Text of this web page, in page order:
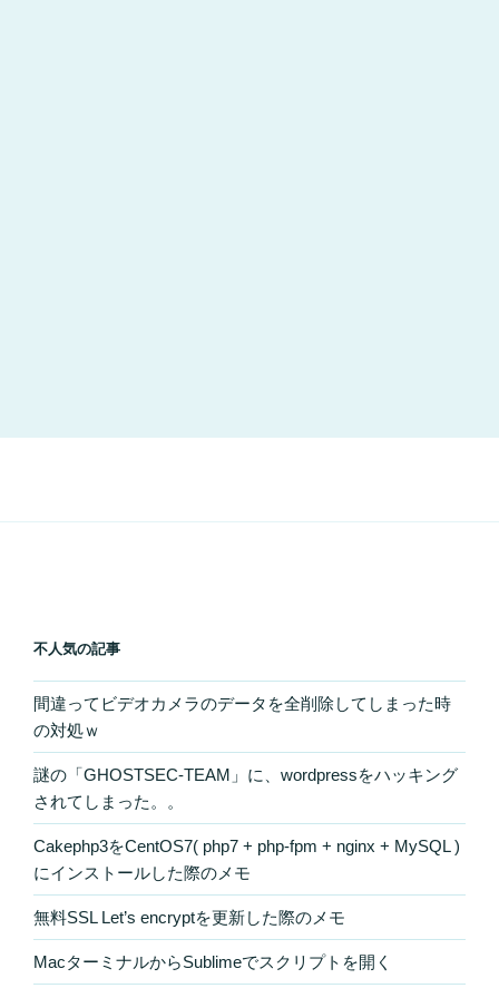
不人気の記事
間違ってビデオカメラのデータを全削除してしまった時
の対処ｗ
謎の「GHOSTSEC-TEAM」に、wordpressをハッキング
されてしまった。。
Cakephp3をCentOS7( php7 + php-fpm + nginx + MySQL )
にインストールした際のメモ
無料SSL Let’s encryptを更新した際のメモ
MacターミナルからSublimeでスクリプトを開く